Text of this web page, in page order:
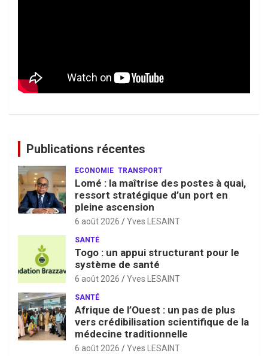
Publications récentes
ECONOMIE TRANSPORT
Lomé : la maîtrise des postes à quai,
ressort stratégique d’un port en
pleine ascension
6 août 2026 Yves LESAINT
SANTÉ
Togo : un appui structurant pour le
système de santé
6 août 2026 Yves LESAINT
SANTÉ
Afrique de l’Ouest : un pas de plus
vers crédibilisation scientifique de la
médecine traditionnelle
6 août 2026 Yves LESAINT